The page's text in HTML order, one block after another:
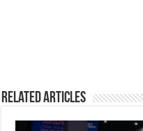
Related Articles